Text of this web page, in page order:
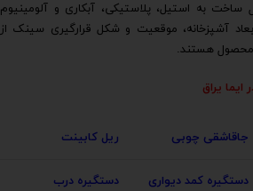
به استیل، پلاستیکی، آبکاری و آلومینیوم
آشپزخانه، موقعیت و شکل قرارگیری سینک از
محصول هستند.
ایما یراق
جاقاشقی چوبی ریل کابینت
دستگیره کمد دیواری دستگیره درب